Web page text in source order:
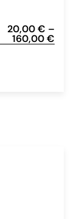
20,00€ –
160,00€